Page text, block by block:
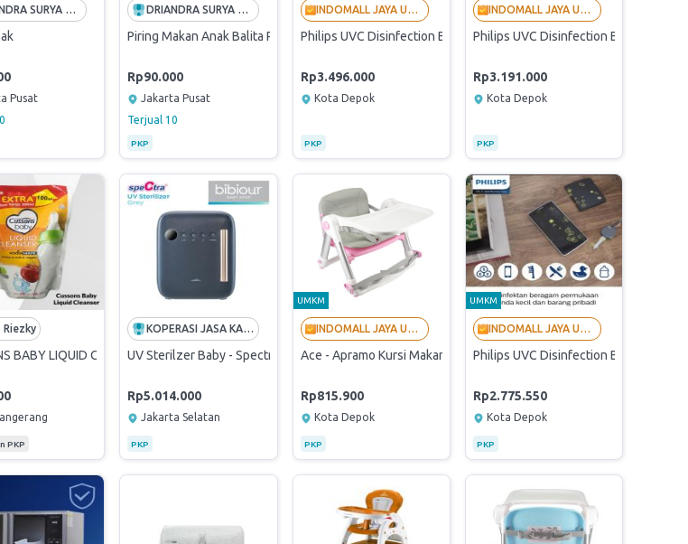
DRIANDRA SURYA PERKASA
Pusat
DRIANDRA SURYA PERKASA
Piring Makan Anak Balita Peralatan Makan 5 in 1
Rp90.000
Jakarta Pusat
Terjual10
PKP
INDOMALL JAYA UTAMA - LANGGANAN BUMN
Philips UVC Disinfection Box 30L (Originally Verified Store By PaDi
Rp3.496.000
Kota Depok
PKP
INDOMALL JAYA UTAMA - LANGGANAN BUMN
Philips UVC Disinfection Box 10L
Rp3.191.000
Kota Depok
PKP
(Originally Verified Store By PaDi UMKM)
Riezky
BABY LIQUID CLEANSER 400ML
PKP
KOPERASI JASA KARYAWAN PERMODALAN NASIONAL MADANI
UV Sterilzer Baby - Spectra
Rp5.014.000
Jakarta Selatan
PKP
UMKM
INDOMALL JAYA UTAMA - LANGGANAN BUMN
Ace - Apramo Kursi Makan Bayi Flippa - Pink (Originally Verified Store
Rp815.900
Kota Depok
PKP
UMKM
INDOMALL JAYA UTAMA - LANGGANAN BUMN
Philips UVC Disinfection Box 10Liter
Rp2.775.550
Kota Depok
PKP